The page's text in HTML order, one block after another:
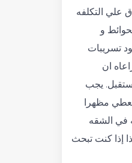
علي التكلفه
و
تسريبات
ان
يجب
تعطي مظهرا
في الشقه
إذا كنت تبحث